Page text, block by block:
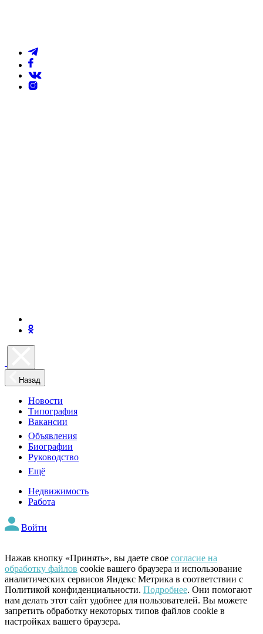
Назад
Новости
Типография
Вакансии
Объявления
Биографии
Руководство
Ещё
Недвижимость
Работа
Войти
Нажав кнопку «Принять», вы даете свое согласие на
обработку файлов cookie вашего браузера и использование
аналитических сервисов Яндекс Метрика в соответствии с
Политикой конфиденциальности. Подробнее. Они помогают
нам делать этот сайт удобнее для пользователей. Вы можете
запретить обработку некоторых типов файлов cookie в
настройках вашего браузера.